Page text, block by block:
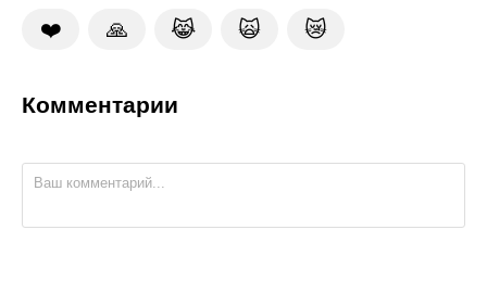
❤️ 🙏 😹 🙀 😿
Комментарии